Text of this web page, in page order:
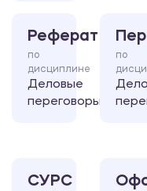
Реферат
по
дисциплине
Деловые
переговоры
по
СУРС